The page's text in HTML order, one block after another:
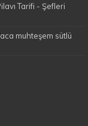
Tarifi - Şefleri
muhteşem sütlü